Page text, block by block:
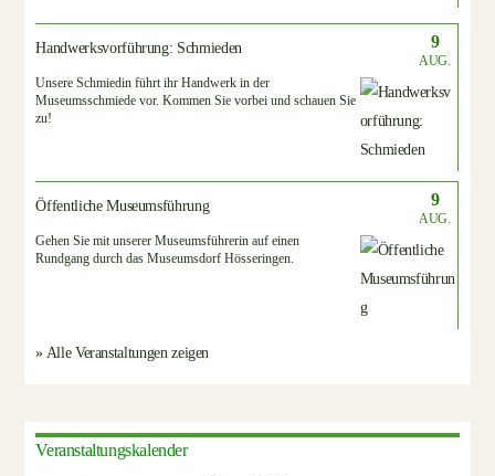
Handwerksvorführung: Schmieden 9
AUG.
Unsere Schmiedin führt ihr Handwerk in der
Museumsschmiede vor. Kommen Sie vorbei und schauen Sie
zu!
Öffentliche Museumsführung 9
AUG.
Gehen Sie mit unserer Museumsführerin auf einen
Rundgang durch das Museumsdorf Hösseringen.
» Alle Veranstaltungen zeigen
Veranstaltungskalender